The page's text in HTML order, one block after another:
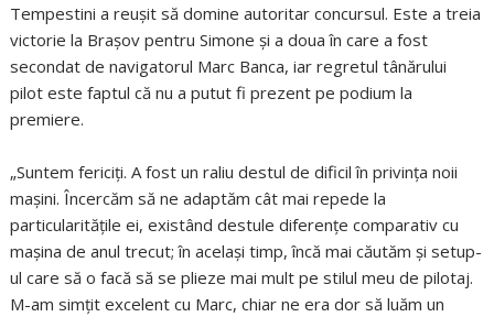
Tempestini a reuşit să domine autoritar concursul. Este a treia
victorie la Braşov pentru Simone şi a doua în care a fost
secondat de navigatorul Marc Banca, iar regretul tânărului
pilot este faptul că nu a putut fi prezent pe podium la
premiere.
„Suntem fericiţi. A fost un raliu destul de dificil în privinţa noii
maşini. Încercăm să ne adaptăm cât mai repede la
particularităţile ei, existând destule diferenţe comparativ cu
maşina de anul trecut; în acelaşi timp, încă mai căutăm şi setup-
ul care să o facă să se plieze mai mult pe stilul meu de pilotaj.
M-am simţit excelent cu Marc, chiar ne era dor să luăm un